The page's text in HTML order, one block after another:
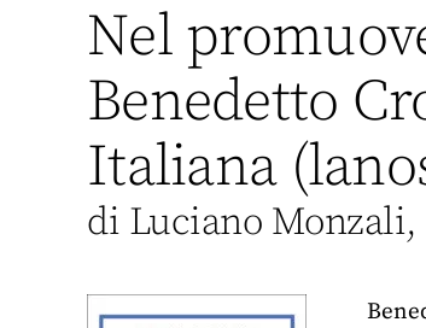
Nel
Benedetto
Italiana
di Luciano Monzali,